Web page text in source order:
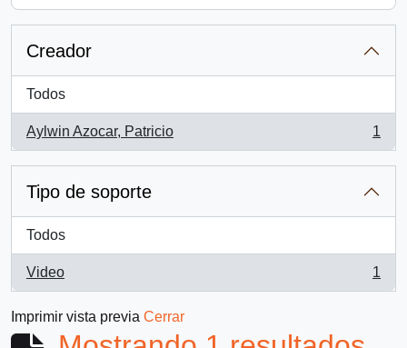
Creador
Todos
Aylwin Azocar, Patricio
, 1 resultados
1
Tipo de soporte
Todos
Video
, 1 resultados
1
Imprimir vista previa Cerrar